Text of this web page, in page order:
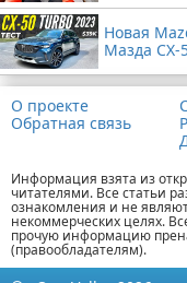
Новая
Мазда CX-
О проекте
Обратная связь
Информация взята из
читателями. Все статьи
ознакомления и не
некоммерческих целях.
прочую информацию
(правообладателям).